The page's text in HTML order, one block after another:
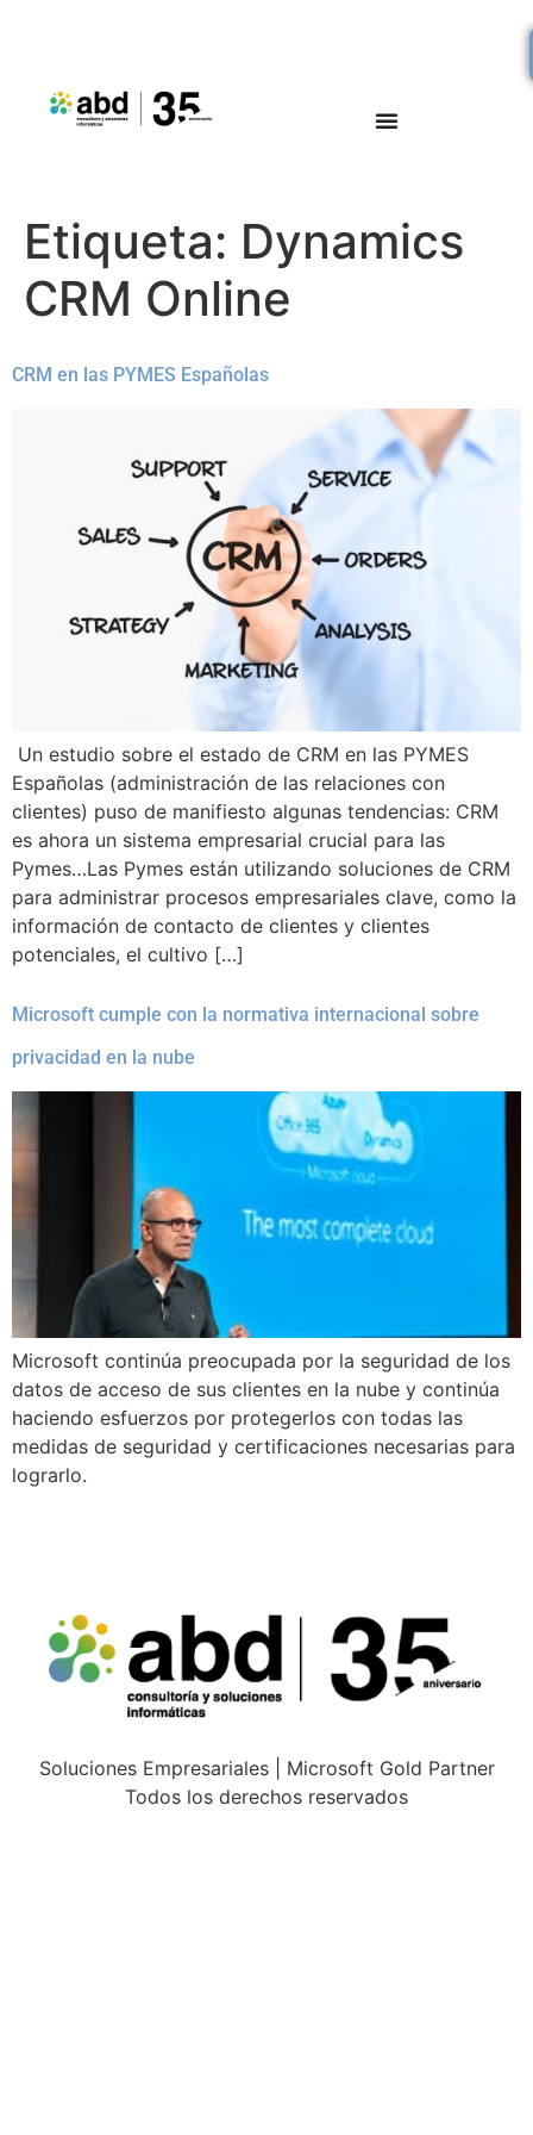
Etiqueta: Dynamics
CRM Online
CRM en las PYMES Españolas
Un estudio sobre el estado de CRM en las PYMES
Españolas (administración de las relaciones con
clientes) puso de manifiesto algunas tendencias: CRM
es ahora un sistema empresarial crucial para las
Pymes…Las Pymes están utilizando soluciones de CRM
para administrar procesos empresariales clave, como la
información de contacto de clientes y clientes
potenciales, el cultivo […]
Microsoft cumple con la normativa internacional sobre
privacidad en la nube
Microsoft continúa preocupada por la seguridad de los
datos de acceso de sus clientes en la nube y continúa
haciendo esfuerzos por protegerlos con todas las
medidas de seguridad y certificaciones necesarias para
lograrlo.
Soluciones Empresariales | Microsoft Gold Partner
Todos los derechos reservados